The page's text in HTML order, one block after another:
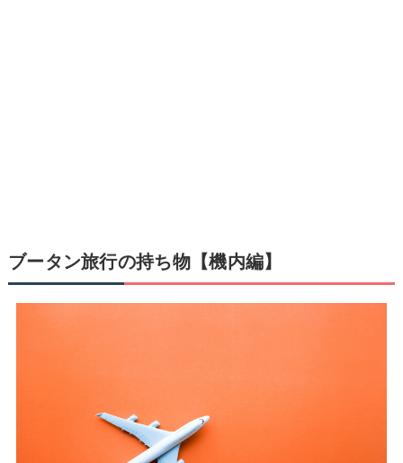
ブータン旅行の持ち物【機内編】